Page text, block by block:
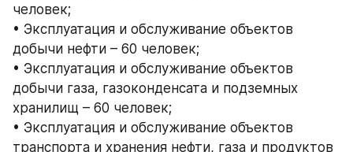
человек;
• Эксплуатация и обслуживание объектов
добычи нефти – 60 человек;
• Эксплуатация и обслуживание объектов
добычи газа, газоконденсата и подземных
хранилищ – 60 человек;
• Эксплуатация и обслуживание объектов
транспорта и хранения нефти, газа и продуктов